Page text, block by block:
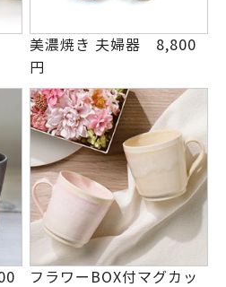
美濃焼き 夫婦器 8,800
円
フラワーBOX付マグカッ